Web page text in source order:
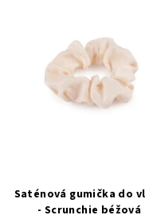
kSaténová gumička do
- Scrunchie béžová